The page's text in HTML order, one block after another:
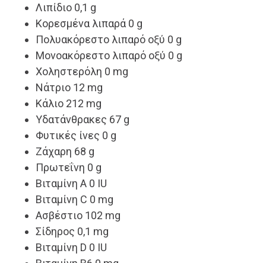
Λιπίδιο 0,1 g
Κορεσμένα λιπαρά 0 g
Πολυακόρεστο λιπαρό οξύ 0 g
Μονοακόρεστο λιπαρό οξύ 0 g
Χοληστερόλη 0 mg
Νάτριο 12 mg
Κάλιο 212 mg
Υδατάνθρακες 67 g
Φυτικές ίνες 0 g
Ζάχαρη 68 g
Πρωτεΐνη 0 g
Βιταμίνη A 0 IU
Βιταμίνη C 0 mg
Ασβέστιο 102 mg
Σίδηρος 0,1 mg
Βιταμίνη D 0 IU